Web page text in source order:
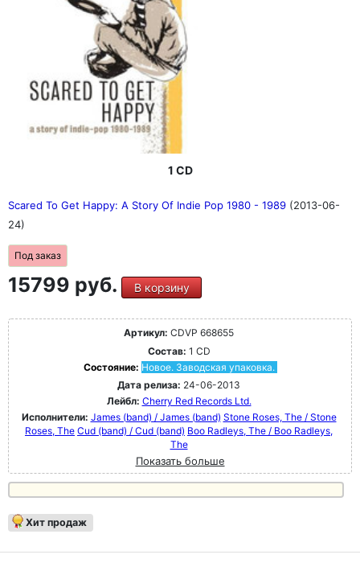
1 CD
Scared To Get Happy: A Story Of Indie Pop 1980 - 1989 (2013-06-
24)
Под заказ
15799 руб. В корзину
Артикул: CDVP 668655
Состав: 1 CD
Состояние: Новое. Заводская упаковка.
Дата релиза: 24-06-2013
Лейбл: Cherry Red Records Ltd.
Исполнители: James (band) / James (band) Stone Roses, The / Stone
Roses, The Cud (band) / Cud (band) Boo Radleys, The / Boo Radleys,
The
Показать больше
Хит продаж